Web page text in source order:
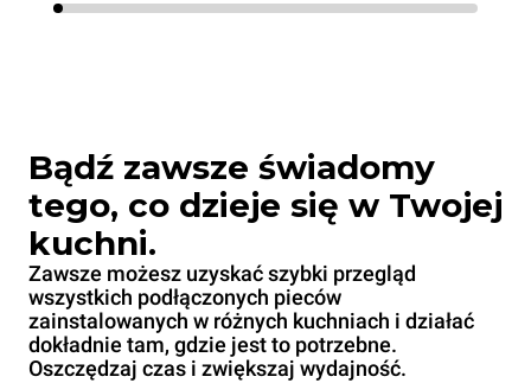
Bądź zawsze świadomy
tego, co dzieje się w Twojej
kuchni.
Zawsze możesz uzyskać szybki przegląd
wszystkich podłączonych pieców
zainstalowanych w różnych kuchniach i działać
dokładnie tam, gdzie jest to potrzebne.
Oszczędzaj czas i zwiększaj wydajność.